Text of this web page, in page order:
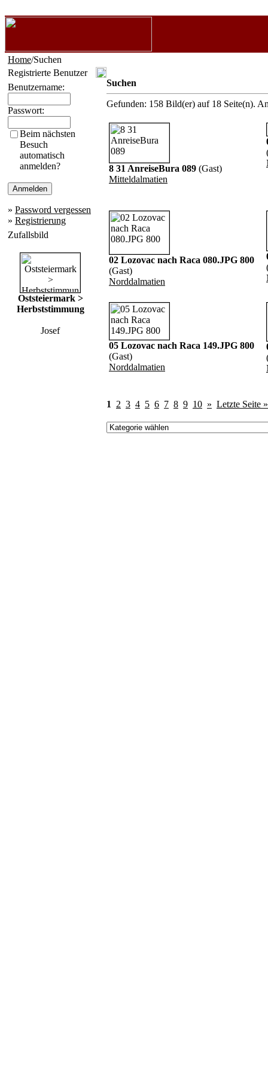
Home/Suchen
Registrierte Benutzer
Benutzername:
Passwort:
Beim nächsten
Besuch
automatisch
anmelden?
» Password vergessen
» Registrierung
Zufallsbild
Oststeiermark >
Herbststimmung
Josef
Suchen
Gefunden: 158 Bild(er) auf 18 Seite(n).
8 31 AnreiseBura 089 (Gast)
Mitteldalmatien
02 Lozovac nach Raca 080.JPG 800
(Gast)
Norddalmatien
05 Lozovac nach Raca 149.JPG 800
(Gast)
Norddalmatien
1 2 3 4 5 6 7 8 9 10 » Letzte Seite »